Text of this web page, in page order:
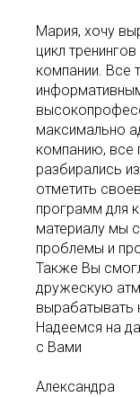
Мария, хочу
цикл
компании. Все
максимально
компанию, все
разбирались
отметить
программ для
материалу мы
проблемы и
Также Вы
дружескую
вырабатывать
Надеемся на
с Вами
Александра